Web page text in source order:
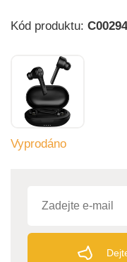
Kód produktu:
Vyprodáno